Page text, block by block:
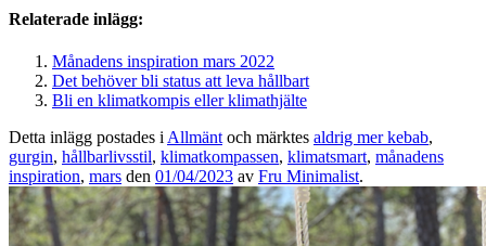
Relaterade inlägg:
Månadens inspiration mars 2022
Det behöver bli status att leva hållbart
Bli en klimatkompis eller klimathjälte
Detta inlägg postades i Allmänt och märktes aldrig mer kebab,
gurgin, hållbarlivsstil, klimatkompassen, klimatsmart, månadens
inspiration, mars den 01/04/2023 av Fru Minimalist.